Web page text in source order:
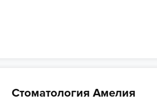
Стоматология Амелия